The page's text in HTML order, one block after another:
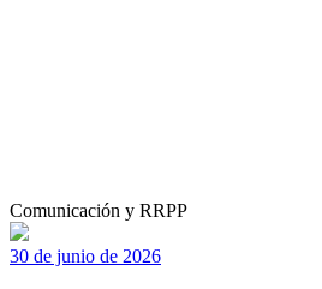
Comunicación y RRPP
30 de junio de 2026